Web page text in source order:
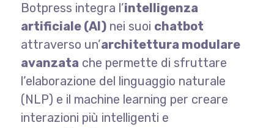
Botpress integra l’intelligenza
artificiale (AI)nei suoi chatbot
attraverso un’architettura modulare
avanzata che permette di sfruttare
l’elaborazione del linguaggio naturale
(NLP) e il machine learning per creare
interazioni più intelligenti e